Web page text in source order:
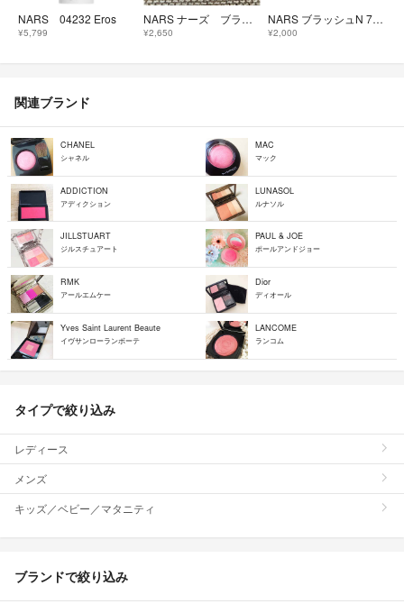
NARS 04232 Eros
¥5,799
NARS ナーズ ブラッシュ N 777 4.8g パウダーチーク
¥2,650
NARS ブラッシュN 777オーガズム 4.8g
¥2,000
関連ブランド
CHANEL
シャネル
MAC
マック
ADDICTION
アディクション
LUNASOL
ルナソル
JILLSTUART
ジルスチュアート
PAUL & JOE
ポールアンドジョー
RMK
アールエムケー
Dior
ディオール
Yves Saint Laurent Beaute
イヴサンローランボーテ
LANCOME
ランコム
タイプで絞り込み
レディース
メンズ
キッズ／ベビー／マタニティ
ブランドで絞り込み